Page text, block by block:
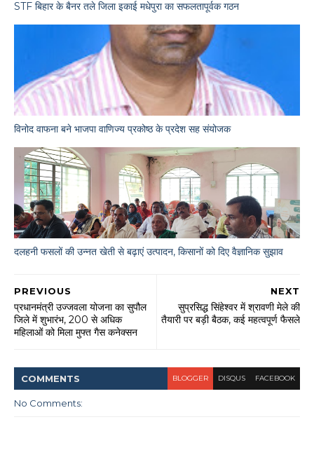
STF बिहार के बैनर तले जिला इकाई मधेपुरा का सफलतापूर्वक गठन
विनोद वाफना बने भाजपा वाणिज्य प्रकोष्ठ के प्रदेश सह संयोजक
दलहनी फसलों की उन्नत खेती से बढ़ाएं उत्पादन, किसानों को दिए वैज्ञानिक सुझाव
NEXT
सुप्रसिद्ध सिंहेश्वर में श्रावणी मेले की
तैयारी पर बड़ी बैठक, कई महत्वपूर्ण फैसले
PREVIOUS
प्रधानमंत्री उज्जवला योजना का सुपौल
जिले में शुभारंभ, 200 से अधिक
महिलाओं को मिला मुफ्त गैस कनेक्सन
COMMENTS BLOGGER DISQUS FACEBOOK
No Comments: